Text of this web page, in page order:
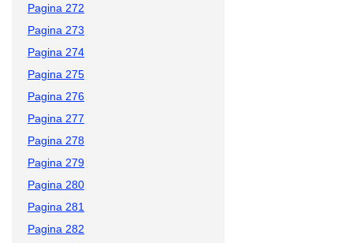
Pagina 272
Pagina 273
Pagina 274
Pagina 275
Pagina 276
Pagina 277
Pagina 278
Pagina 279
Pagina 280
Pagina 281
Pagina 282